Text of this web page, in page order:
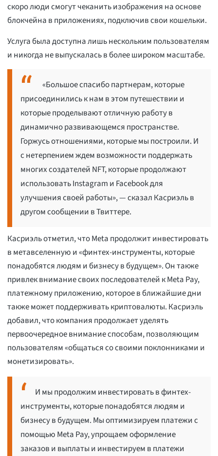
скоро люди смогут чеканить изображения на основе
блокчейна в приложениях, подключив свои кошельки.
Услуга была доступна лишь нескольким пользователям
и никогда не выпускалась в более широком масштабе.
«Большое спасибо партнерам, которые
присоединились к нам в этом путешествии и
которые проделывают отличную работу в
динамично развивающемся пространстве.
Горжусь отношениями, которые мы построили. И
с нетерпением ждем возможности поддержать
многих создателей NFT, которые продолжают
использовать Instagram и Facebook для
улучшения своей работы», — сказал Касриэль в
другом сообщении в Твиттере.
Касриэль отметил, что Meta продолжит инвестировать
в метавселенную и «финтех-инструменты, которые
понадобятся людям и бизнесу в будущем». Он также
привлек внимание своих последователей к Meta Pay,
платежному приложению, которое в ближайшие дни
также может поддерживать криптовалюты. Касриэль
добавил, что компания продолжает уделять
первоочередное внимание способам, позволяющим
пользователям «общаться со своими поклонниками и
монетизировать».
И мы продолжим инвестировать в финтех-
инструменты, которые понадобятся людям и
бизнесу в будущем. Мы оптимизируем платежи с
помощью Meta Pay, упрощаем оформление
заказов и выплаты и инвестируем в платежи